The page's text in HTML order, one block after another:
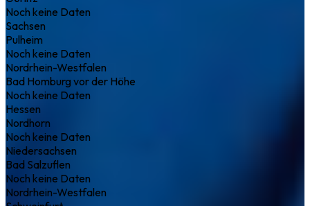
Noch keine Daten
Sachsen
Pulheim
Noch keine Daten
Nordrhein-Westfalen
Bad Homburg vor der Höhe
Noch keine Daten
Hessen
Nordhorn
Noch keine Daten
Niedersachsen
Bad Salzuflen
Noch keine Daten
Nordrhein-Westfalen